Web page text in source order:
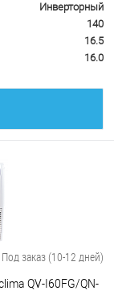
Инверторный
140
16.5
16.0
Под заказ (10-12 дней)
QV-I60FG/QN-